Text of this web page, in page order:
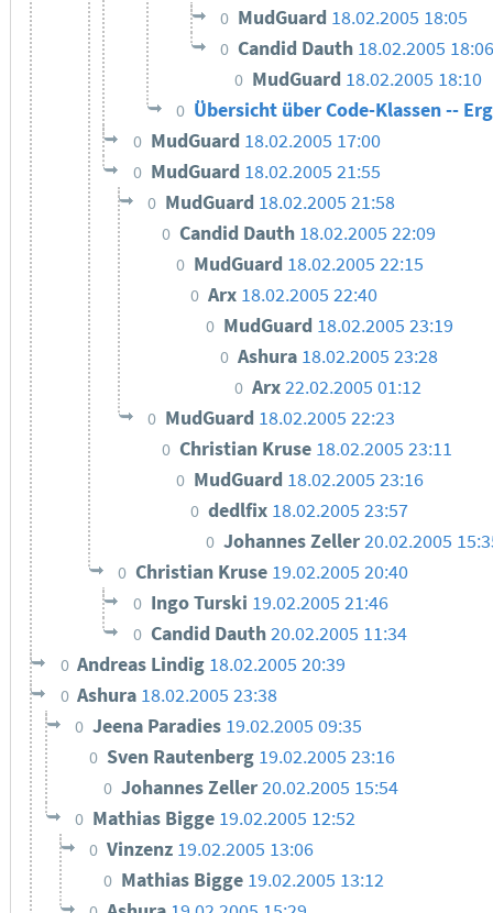
0 MudGuard 18.02.2005 18:05
0 Candid Dauth 18.02.2005 18:06
0 MudGuard 18.02.2005 18:10
0 Übersicht über Code-Klassen --
0 MudGuard 18.02.2005 17:00
0 MudGuard 18.02.2005 21:55
0 MudGuard 18.02.2005 21:58
0 Candid Dauth 18.02.2005 22:09
0 MudGuard 18.02.2005 22:15
0 Arx 18.02.2005 22:40
0 MudGuard 18.02.2005 23:19
0 Ashura 18.02.2005 23:28
0 Arx22.02.2005 01:12
0 MudGuard 18.02.2005 22:23
0 Christian Kruse 18.02.2005 23:11
0 MudGuard 18.02.2005 23:16
0 dedlfix 18.02.2005 23:57
0 Johannes Zeller20.02.2005
0 Christian Kruse 19.02.2005 20:40
0 Ingo Turski 19.02.2005 21:46
0 Candid Dauth20.02.2005 11:34
0 Andreas Lindig 18.02.2005 20:39
0 Ashura 18.02.2005 23:38
0 Jeena Paradies 19.02.2005 09:35
0 Sven Rautenberg 19.02.2005 23:16
0 Johannes Zeller20.02.2005 15:54
0 Mathias Bigge 19.02.2005 12:52
0 Vinzenz 19.02.2005 13:06
0 Mathias Bigge 19.02.2005 13:12